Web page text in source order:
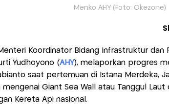
Menko AHY (Foto: Okezone)
Koordinator Bidang Infrastruktur dan
Yudhoyono (AHY), melaporkan progres
saat pertemuan di Istana Merdeka,
mengenai Giant Sea Wall atau Tanggul
Kereta Api nasional.